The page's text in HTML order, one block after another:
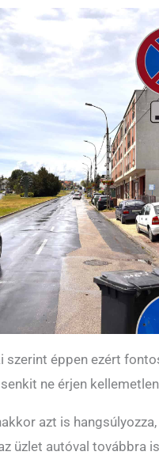
szerint éppen ezért
ne érjen
azt is
üzlet autóval továbbra